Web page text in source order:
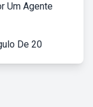
Um Agente
De 20